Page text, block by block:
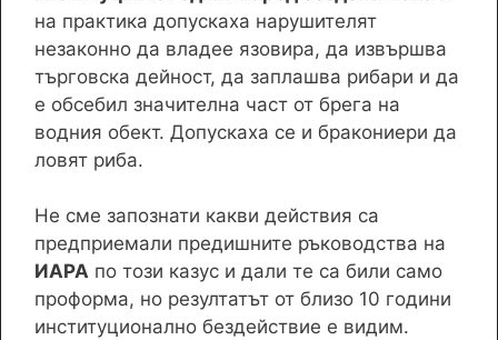
на практика допускаха нарушителят
незаконно да владее язовира, да извършва
търговска дейност, да заплашва рибари и да
е обсебил значителна част от брега на
водния обект. Допускаха се и бракониери да
ловят риба.
Не сме запознати какви действия са
предприемали предишните ръководства на
ИАРА по този казус и дали те са били само
проформа, но резултатът от близо 10 години
институционално бездействие е видим.